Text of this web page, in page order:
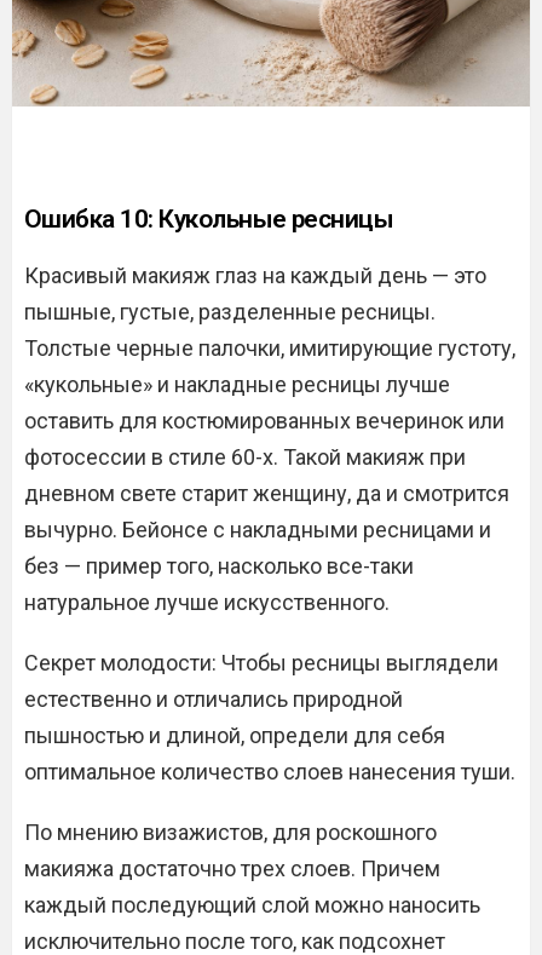
Ошибка 10: Кукольные ресницы
Красивый макияж глаз на каждый день — это
пышные, густые, разделенные ресницы.
Толстые черные палочки, имитирующие густоту,
«кукольные» и накладные ресницы лучше
оставить для костюмированных вечеринок или
фотосессии в стиле 60-х. Такой макияж при
дневном свете старит женщину, да и смотрится
вычурно. Бейонсе с накладными ресницами и
без — пример того, насколько все-таки
натуральное лучше искусственного.
Секрет молодости: Чтобы ресницы выглядели
естественно и отличались природной
пышностью и длиной, определи для себя
оптимальное количество слоев нанесения туши.
По мнению визажистов, для роскошного
макияжа достаточно трех слоев. Причем
каждый последующий слой можно наносить
исключительно после того, как подсохнет